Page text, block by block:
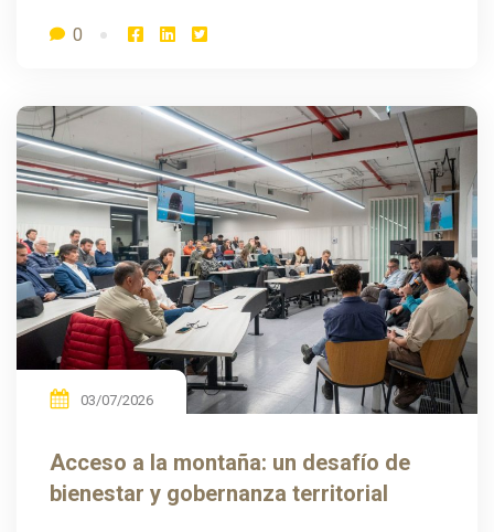
0
03/07/2026
Acceso a la montaña: un desafío de
bienestar y gobernanza territorial